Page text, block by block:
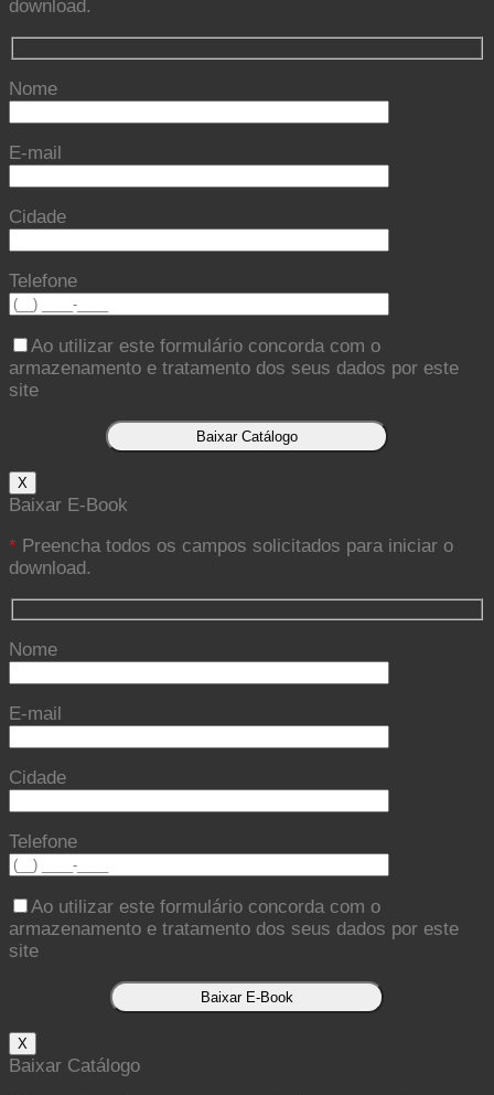
download.
Nome
E-mail
Cidade
Telefone
Ao utilizar este formulário concorda com o
armazenamento e tratamento dos seus dados por este
site
X
Baixar E-Book
* Preencha todos os campos solicitados para iniciar o
download.
Nome
E-mail
Cidade
Telefone
Ao utilizar este formulário concorda com o
armazenamento e tratamento dos seus dados por este
site
X
Baixar Catálogo